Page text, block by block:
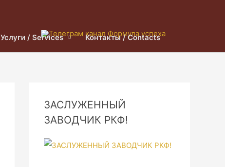
Услуги / Services Контакты / Contacts
ЗАСЛУЖЕННЫЙ
ЗАВОДЧИК РКФ!